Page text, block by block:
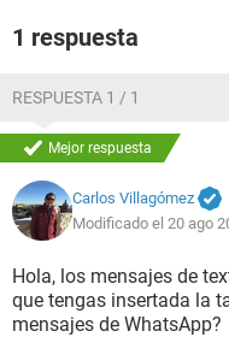
1 respuesta
RESPUESTA 1 / 1
Mejor respuesta
Carlos Villagómez
Modificado el 20 ago
Hola, los mensajes de
que tengas insertada la
mensajes de WhatsApp?